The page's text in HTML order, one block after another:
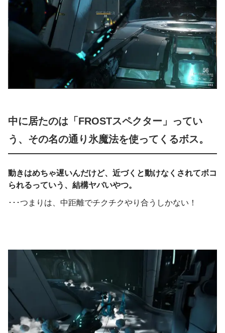
中に居たのは「FROSTスペクター」ってい
う、その名の通り氷魔法を使ってくるボス。
動きはめちゃ遅いんだけど、近づくと動けなくされてボコ
られるっていう、結構ヤバいやつ。
･･･つまりは、中距離でチクチクやり合うしかない！